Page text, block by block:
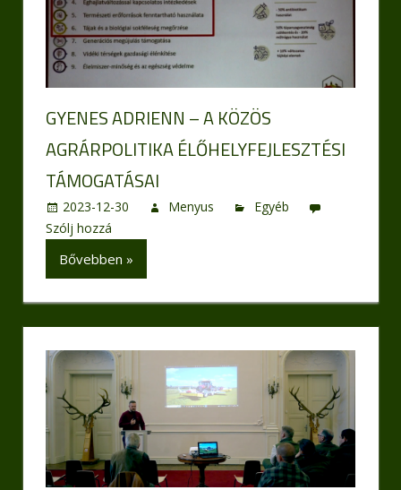
GYENES ADRIENN – A KÖZÖS
AGRÁRPOLITIKA ÉLŐHELYFEJLESZTÉSI
TÁMOGATÁSAI
2023-12-30 Menyus
Egyéb
Szólj hozzá
Bővebben »